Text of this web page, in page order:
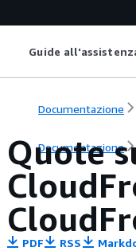
Guide
Documentazione
Documentazione
Quote
PDF RSS